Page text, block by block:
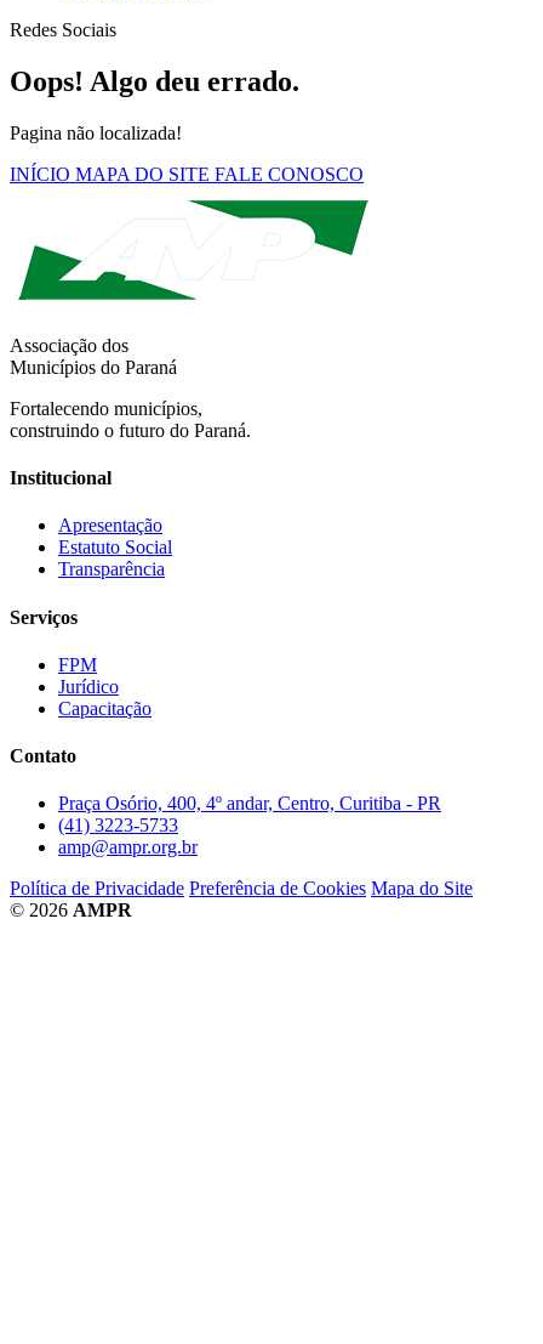
Redes Sociais
Oops! Algo deu errado.
Pagina não localizada!
INÍCIO MAPA DO SITE FALE CONOSCO
Associação dos
Municípios do Paraná
Fortalecendo municípios,
construindo o futuro do Paraná.
Institucional
Apresentação
Estatuto Social
Transparência
Serviços
FPM
Jurídico
Capacitação
Contato
Praça Osório, 400, 4º andar, Centro, Curitiba - PR
(41) 3223-5733
amp@ampr.org.br
Política de Privacidade Preferência de Cookies Mapa do Site
© 2026 AMPR